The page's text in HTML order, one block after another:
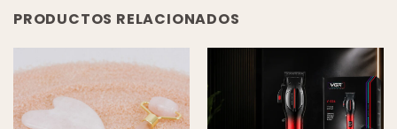
PRODUCTOS RELACIONADOS